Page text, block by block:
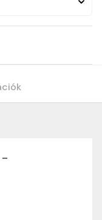
-
választottátok
szállítási
és